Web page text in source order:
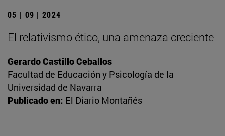
05 | 09 | 2024
El relativismo ético, una amenaza creciente
Gerardo Castillo Ceballos
Facultad de Educación y Psicología de la
Universidad de Navarra
Publicado en: El Diario Montañés